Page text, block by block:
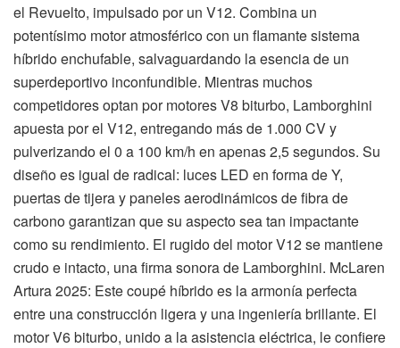
el Revuelto, impulsado por un V12. Combina un
potentísimo motor atmosférico con un flamante sistema
híbrido enchufable, salvaguardando la esencia de un
superdeportivo inconfundible. Mientras muchos
competidores optan por motores V8 biturbo, Lamborghini
apuesta por el V12, entregando más de 1.000 CV y
pulverizando el 0 a 100 km/h en apenas 2,5 segundos. Su
diseño es igual de radical: luces LED en forma de Y,
puertas de tijera y paneles aerodinámicos de fibra de
carbono garantizan que su aspecto sea tan impactante
como su rendimiento. El rugido del motor V12 se mantiene
crudo e intacto, una firma sonora de Lamborghini. McLaren
Artura 2025: Este coupé híbrido es la armonía perfecta
entre una construcción ligera y una ingeniería brillante. El
motor V6 biturbo, unido a la asistencia eléctrica, le confiere